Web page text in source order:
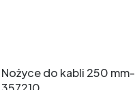
Nożyce do kabli 250 mm-